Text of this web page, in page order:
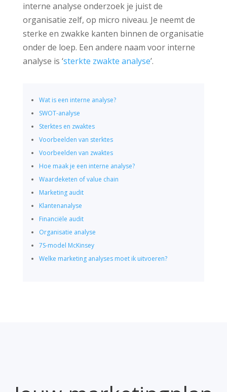
interne analyse onderzoek je juist de
organisatie zelf, op micro niveau. Je neemt de
sterke en zwakke kanten binnen de organisatie
onder de loep. Een andere naam voor interne
analyse is ‘sterkte zwakte analyse’.
Wat is een interne analyse?
SWOT-analyse
Sterktes en zwaktes
Voorbeelden van sterktes
Voorbeelden van zwaktes
Hoe maak je een interne analyse?
Waardeketen of value chain
Marketing audit
Klantenanalyse
Financiële audit
Organisatie analyse
7S-model McKinsey
Welke marketing analyses moet ik uitvoeren?